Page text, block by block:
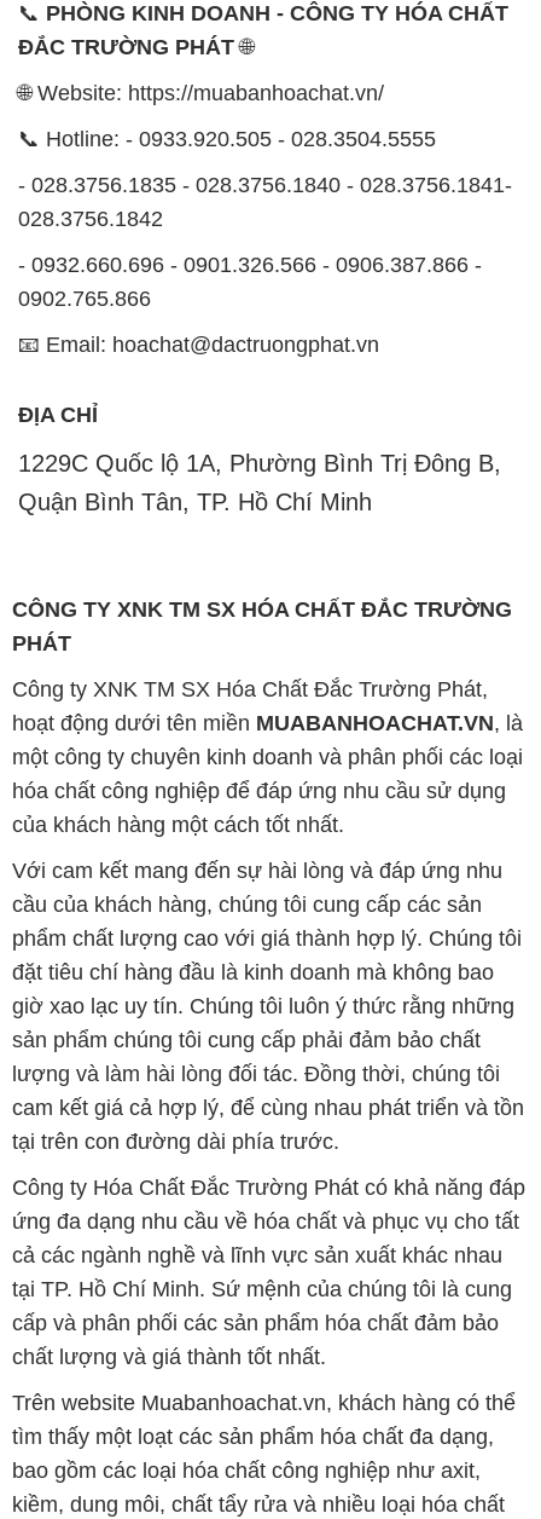
📞 PHÒNG KINH DOANH - CÔNG TY HÓA CHẤT
ĐẮC TRƯỜNG PHÁT🌐
🌐 Website: https://muabanhoachat.vn/
📞 Hotline: - 0933.920.505 - 028.3504.5555
- 028.3756.1835 - 028.3756.1840 - 028.3756.1841-
028.3756.1842
- 0932.660.696 - 0901.326.566 - 0906.387.866 -
0902.765.866
📧 Email: hoachat@dactruongphat.vn
ĐỊA CHỈ
1229C Quốc lộ 1A, Phường Bình Trị Đông B,
Quận Bình Tân, TP. Hồ Chí Minh
CÔNG TY XNK TM SX HÓA CHẤT ĐẮC TRƯỜNG
PHÁT
Công ty XNK TM SX Hóa Chất Đắc Trường Phát,
hoạt động dưới tên miền MUABANHOACHAT.VN, là
một công ty chuyên kinh doanh và phân phối các loại
hóa chất công nghiệp để đáp ứng nhu cầu sử dụng
của khách hàng một cách tốt nhất.
Với cam kết mang đến sự hài lòng và đáp ứng nhu
cầu của khách hàng, chúng tôi cung cấp các sản
phẩm chất lượng cao với giá thành hợp lý. Chúng tôi
đặt tiêu chí hàng đầu là kinh doanh mà không bao
giờ xao lạc uy tín. Chúng tôi luôn ý thức rằng những
sản phẩm chúng tôi cung cấp phải đảm bảo chất
lượng và làm hài lòng đối tác. Đồng thời, chúng tôi
cam kết giá cả hợp lý, để cùng nhau phát triển và tồn
tại trên con đường dài phía trước.
Công ty Hóa Chất Đắc Trường Phát có khả năng đáp
ứng đa dạng nhu cầu về hóa chất và phục vụ cho tất
cả các ngành nghề và lĩnh vực sản xuất khác nhau
tại TP. Hồ Chí Minh. Sứ mệnh của chúng tôi là cung
cấp và phân phối các sản phẩm hóa chất đảm bảo
chất lượng và giá thành tốt nhất.
Trên website Muabanhoachat.vn, khách hàng có thể
tìm thấy một loạt các sản phẩm hóa chất đa dạng,
bao gồm các loại hóa chất công nghiệp như axit,
kiềm, dung môi, chất tẩy rửa và nhiều loại hóa chất